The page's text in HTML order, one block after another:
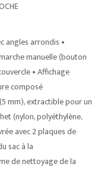
angles arrondis •
manuelle (bouton
• Affichage
composé
mm), extractible pour un
(nylon, polyéthylène,
avec 2 plaques de
sac à la
de nettoyage de la